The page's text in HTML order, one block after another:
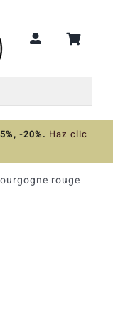
-20%. Haz clic
rouge